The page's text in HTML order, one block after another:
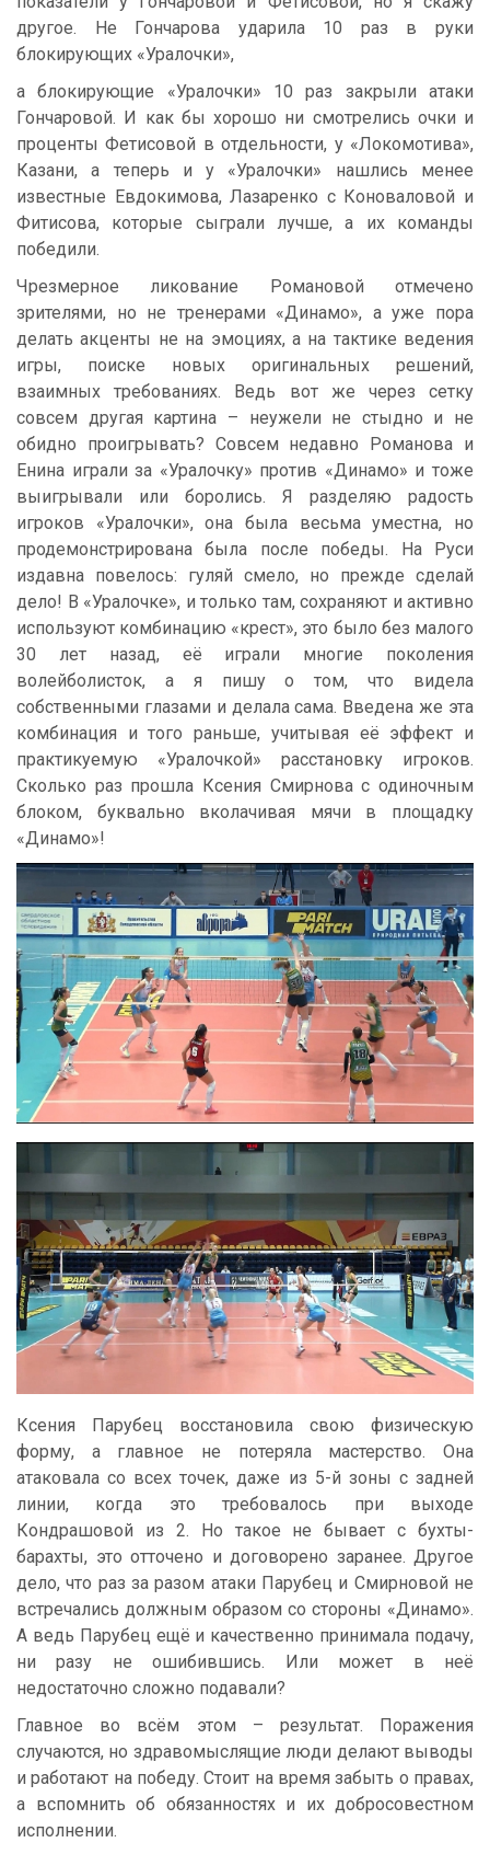
другое. Не Гончарова ударила 10 раз в руки
блокирующих «Уралочки»,
а блокирующие «Уралочки» 10 раз закрыли атаки
Гончаровой. И как бы хорошо ни смотрелись очки и
проценты Фетисовой в отдельности, у «Локомотива»,
Казани, а теперь и у «Уралочки» нашлись менее
известные Евдокимова, Лазаренко с Коноваловой и
Фитисова, которые сыграли лучше, а их команды
победили.
Чрезмерное ликование Романовой отмечено
зрителями, но не тренерами «Динамо», а уже пора
делать акценты не на эмоциях, а на тактике ведения
игры, поиске новых оригинальных решений,
взаимных требованиях. Ведь вот же через сетку
совсем другая картина – неужели не стыдно и не
обидно проигрывать? Совсем недавно Романова и
Енина играли за «Уралочку» против «Динамо» и тоже
выигрывали или боролись. Я разделяю радость
игроков «Уралочки», она была весьма уместна, но
продемонстрирована была после победы. На Руси
издавна повелось: гуляй смело, но прежде сделай
дело! В «Уралочке», и только там, сохраняют и активно
используют комбинацию «крест», это было без малого
30 лет назад, её играли многие поколения
волейболисток, а я пишу о том, что видела
собственными глазами и делала сама. Введена же эта
комбинация и того раньше, учитывая её эффект и
практикуемую «Уралочкой» расстановку игроков.
Сколько раз прошла Ксения Смирнова с одиночным
блоком, буквально вколачивая мячи в площадку
«Динамо»!
Ксения Парубец восстановила свою физическую
форму, а главное не потеряла мастерство. Она
атаковала со всех точек, даже из 5-й зоны с задней
линии, когда это требовалось при выходе
Кондрашовой из 2. Но такое не бывает с бухты-
барахты, это отточено и договорено заранее. Другое
дело, что раз за разом атаки Парубец и Смирновой не
встречались должным образом со стороны «Динамо».
А ведь Парубец ещё и качественно принимала подачу,
ни разу не ошибившись. Или может в неё
недостаточно сложно подавали?
Главное во всём этом – результат. Поражения
случаются, но здравомыслящие люди делают выводы
и работают на победу. Стоит на время забыть о правах,
а вспомнить об обязанностях и их добросовестном
исполнении.